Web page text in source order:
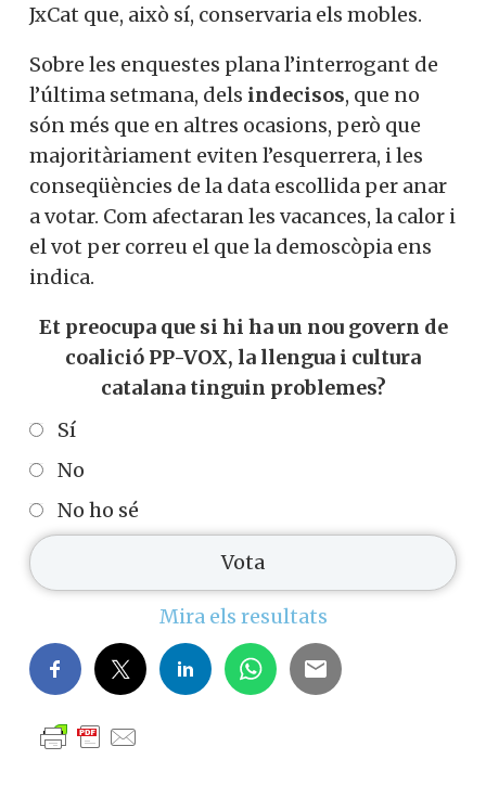
JxCat que, això sí, conservaria els mobles.
Sobre les enquestes plana l’interrogant de
l’última setmana, dels indecisos, que no
són més que en altres ocasions, però que
majoritàriament eviten l’esquerrera, i les
conseqüències de la data escollida per anar
a votar. Com afectaran les vacances, la calor i
el vot per correu el que la demoscòpia ens
indica.
Et preocupa que si hi ha un nou govern de
coalició PP-VOX, la llengua i cultura
catalana tinguin problemes?
Sí
No
No ho sé
Mira els resultats